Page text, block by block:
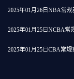
2025年01月26日NBA常
2025年01月25日NCBA常
2025年01月25日CBA常